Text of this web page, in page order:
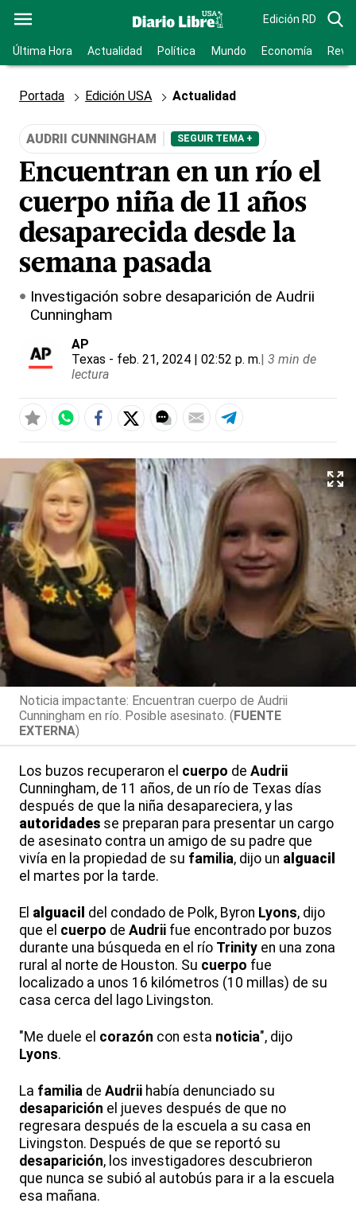
Edición RD
Última Hora Actualidad Política Mundo Economía
Portada Edición USA Actualidad
AUDRII CUNNINGHAM SEGUIR TEMA +
Encuentran en un río el
cuerpo niña de 11 años
desaparecida desde la
semana pasada
Investigación sobre desaparición de Audrii
Cunningham
AP
Texas - feb. 21, 2024 | 02:52 p. m.| 3 min de
lectura
Noticia impactante: Encuentran cuerpo de Audrii
Cunningham en río. Posible asesinato. (FUENTE
EXTERNA)
Los buzos recuperaron el cuerpo de Audrii
Cunningham, de 11 años, de un río de Texas días
después de que la niña desapareciera, y las
autoridades se preparan para presentar un cargo
de asesinato contra un amigo de su padre que
vivía en la propiedad de su familia, dijo un alguacil
el martes por la tarde.
El alguacil del condado de Polk, Byron Lyons, dijo
que el cuerpo de Audrii fue encontrado por buzos
durante una búsqueda en el río Trinity en una zona
rural al norte de Houston. Su cuerpo fue
localizado a unos 16 kilómetros (10 millas) de su
casa cerca del lago Livingston.
"Me duele el corazón con esta noticia", dijo
Lyons.
La familia de Audrii había denunciado su
desaparición el jueves después de que no
regresara después de la escuela a su casa en
Livingston. Después de que se reportó su
desaparición, los investigadores descubrieron
que nunca se subió al autobús para ir a la escuela
esa mañana.